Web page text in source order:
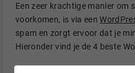
Een zeer krachtige manier om
voorkomen, is via een
spam en zorgt ervoor dat je
Hieronder vind je de 4 beste